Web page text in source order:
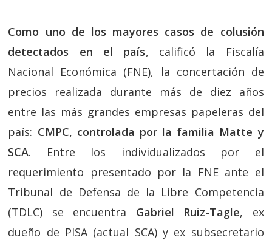
Como uno de los mayores casos de colusión
detectados en el país, calificó la Fiscalía
Nacional Económica (FNE), la concertación de
precios realizada durante más de diez años
entre las más grandes empresas papeleras del
país: CMPC, controlada por la familia Matte y
SCA. Entre los individualizados por el
requerimiento presentado por la FNE ante el
Tribunal de Defensa de la Libre Competencia
(TDLC) se encuentra Gabriel Ruiz-Tagle, ex
dueño de PISA (actual SCA) y ex subsecretario